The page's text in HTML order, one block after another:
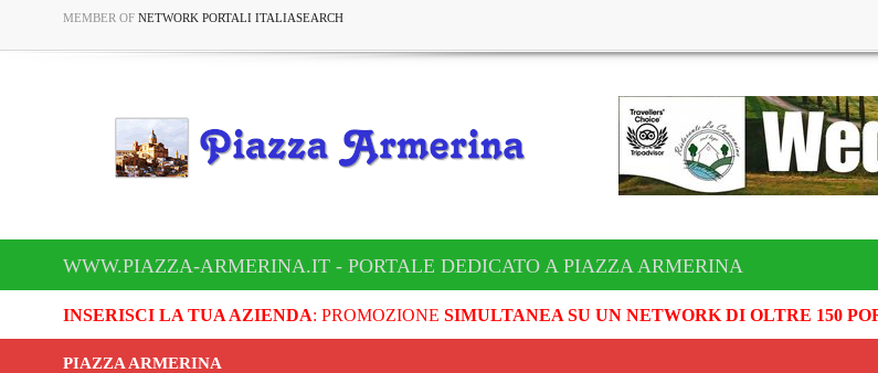
MEMBER OF NETWORK PORTALI ITALIASEARCH
WWW.PIAZZA-ARMERINA.IT - PORTALE DEDICATO A PIAZZA ARMERINA
INSERISCI LA TUA AZIENDA: PROMOZIONE SIMULTANEA SU UN NETWORK DI OLTRE 150
PIAZZA ARMERINA